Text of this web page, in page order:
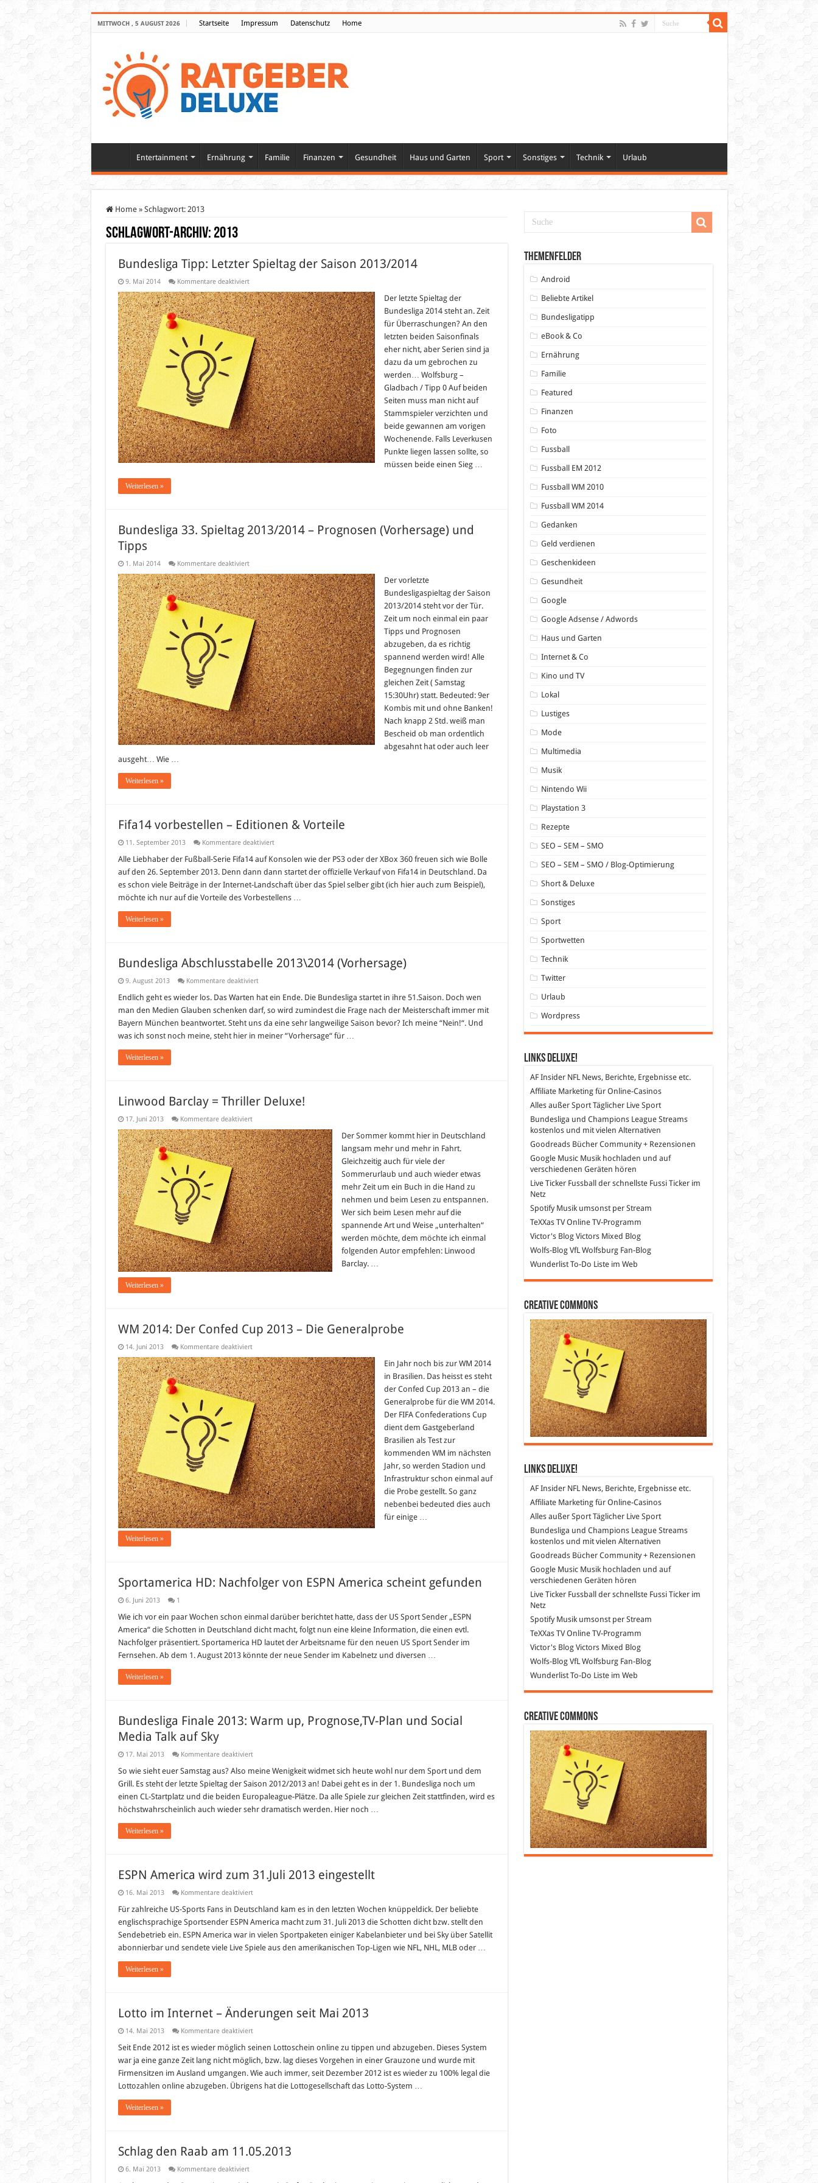
MITTWOCH , 5 AUGUST 2026 Startseite Impressum Datenschutz Home
Entertainment Ernährung Familie Finanzen Gesundheit Haus und Garten Sport Sonstiges Technik Urlaub
Home » Schlagwort: 2013
Schlagwort-Archiv: 2013
Bundesliga Tipp: Letzter Spieltag der Saison 2013/2014
9. Mai 2014 Kommentare deaktiviertfür
Tipp:
Letzter
Spieltag
der
Saison
2013/2014
Der letzte Spieltag der
Bundesliga 2014 steht an. Zeit
für Überraschungen? An den
letzten beiden Saisonfinals
eher nicht, aber Serien sind ja
dazu da um gebrochen zu
werden… Wolfsburg –
Gladbach / Tipp 0 Auf beiden
Seiten muss man nicht auf
Stammspieler verzichten und
beide gewannen am vorigen
Wochenende. Falls Leverkusen
Punkte liegen lassen sollte, so
müssen beide einen Sieg …
Weiterlesen »
Bundesliga 33. Spieltag 2013/2014 – Prognosen (Vorhersage) und
Tipps
1. Mai 2014 Kommentare deaktiviertfür
33.
Spieltag
2013/2014
–
Prognosen
(Vorhersage)
und
Tipps
Der vorletzte
Bundesligaspieltag der Saison
2013/2014 steht vor der Tür.
Zeit um noch einmal ein paar
Tipps und Prognosen
abzugeben, da es richtig
spannend werden wird! Alle
Begegnungen finden zur
gleichen Zeit ( Samstag
15:30Uhr) statt. Bedeuted: 9er
Kombis mit und ohne Banken!
Nach knapp 2 Std. weiß man
Bescheid ob man ordentlich
abgesahnt hat oder auch leer
ausgeht… Wie …
Weiterlesen »
Fifa14 vorbestellen – Editionen & Vorteile
11. September 2013 Kommentare deaktiviertfür
vorbestellen
Editionen
&
Vorteile
Alle Liebhaber der Fußball-Serie Fifa14 auf Konsolen wie der PS3 oder der XBox 360 freuen sich wie Bolle
auf den 26. September 2013. Denn dann dann startet der offizielle Verkauf von Fifa14 in Deutschland. Da
es schon viele Beiträge in der Internet-Landschaft über das Spiel selber gibt (ich hier auch zum Beispiel),
möchte ich nur auf die Vorteile des Vorbestellens …
Weiterlesen »
Bundesliga Abschlusstabelle 2013\2014 (Vorhersage)
9. August 2013 Kommentare deaktiviertfür
Abschlusstabelle
(Vorhersage)
Endlich geht es wieder los. Das Warten hat ein Ende. Die Bundesliga startet in ihre 51.Saison. Doch wen
man den Medien Glauben schenken darf, so wird zumindest die Frage nach der Meisterschaft immer mit
Bayern München beantwortet. Steht uns da eine sehr langweilige Saison bevor? Ich meine “Nein!“. Und
was ich sonst noch meine, steht hier in meiner “Vorhersage“ für …
Weiterlesen »
Linwood Barclay = Thriller Deluxe!
17. Juni 2013 Kommentare deaktiviertfür
Barclay
=
Thriller
Deluxe!
Der Sommer kommt hier in Deutschland
langsam mehr und mehr in Fahrt.
Gleichzeitig auch für viele der
Sommerurlaub und auch wieder etwas
mehr Zeit um ein Buch in die Hand zu
nehmen und beim Lesen zu entspannen.
Wer sich beim Lesen mehr auf die
spannende Art und Weise „unterhalten“
werden möchte, dem möchte ich einmal
folgenden Autor empfehlen: Linwood
Barclay. …
Weiterlesen »
WM 2014: Der Confed Cup 2013 – Die Generalprobe
14. Juni 2013 Kommentare deaktiviertfür
2014:
Der
Confed
Cup
2013
–
Die
Generalprobe
Ein Jahr noch bis zur WM 2014
in Brasilien. Das heisst es steht
der Confed Cup 2013 an – die
Generalprobe für die WM 2014.
Der FIFA Confederations Cup
dient dem Gastgeberland
Brasilien als Test zur
kommenden WM im nächsten
Jahr, so werden Stadion und
Infrastruktur schon einmal auf
die Probe gestellt. So ganz
nebenbei bedeuted dies auch
für einige …
Weiterlesen »
Sportamerica HD: Nachfolger von ESPN America scheint gefunden
6. Juni 2013 1
Wie ich vor ein paar Wochen schon einmal darüber berichtet hatte, dass der US Sport Sender „ESPN
America“ die Schotten in Deutschland dicht macht, folgt nun eine kleine Information, die einen evtl.
Nachfolger präsentiert. Sportamerica HD lautet der Arbeitsname für den neuen US Sport Sender im
Fernsehen. Ab dem 1. August 2013 könnte der neue Sender im Kabelnetz und diversen …
Weiterlesen »
Bundesliga Finale 2013: Warm up, Prognose,TV-Plan und Social
Media Talk auf Sky
17. Mai 2013 Kommentare deaktiviertfür
Finale
Warm
up,
Prognose,TV-
Plan
So wie sieht euer Samstag aus? Also meine Wenigkeit widmet sich heute wohl nur dem Sport und dem
Grill. Es steht der letzte Spieltag der Saison 2012/2013 an! Dabei geht es in der 1. Bundesliga noch um
einen CL-Startplatz und die beiden Europaleague-Plätze. Da alle Spiele zur gleichen Zeit stattfinden, wird es
höchstwahrscheinlich auch wieder sehr dramatisch werden. Hier noch …
Weiterlesen »
ESPN America wird zum 31.Juli 2013 eingestellt
16. Mai 2013 Kommentare deaktiviertfür
America
zum
31.Juli
2013
eingestellt
Für zahlreiche US-Sports Fans in Deutschland kam es in den letzten Wochen knüppeldick. Der beliebte
englischsprachige Sportsender ESPN America macht zum 31. Juli 2013 die Schotten dicht bzw. stellt den
Sendebetrieb ein. ESPN America war in vielen Sportpaketen einiger Kabelanbieter und bei Sky über Satellit
abonnierbar und sendete viele Live Spiele aus den amerikanischen Top-Ligen wie NFL, NHL, MLB oder …
Weiterlesen »
Lotto im Internet – Änderungen seit Mai 2013
14. Mai 2013 Kommentare deaktiviertfür
im
–
Änderungen
seit
Mai
Seit Ende 2012 ist es wieder möglich seinen Lottoschein online zu tippen und abzugeben. Dieses System
war ja eine ganze Zeit lang nicht möglich, bzw. lag dieses Vorgehen in einer Grauzone und wurde mit
Firmensitzen im Ausland umgangen. Wie auch immer, seit Dezember 2012 ist es wieder zu 100% legal die
Lottozahlen online abzugeben. Übrigens hat die Lottogesellschaft das Lotto-System …
Weiterlesen »
Schlag den Raab am 11.05.2013
6. Mai 2013 Kommentare deaktiviertfür
Themenfelder
Android
Beliebte Artikel
Bundesligatipp
eBook & Co
Ernährung
Familie
Featured
Finanzen
Foto
Fussball
Fussball EM 2012
Fussball WM 2010
Fussball WM 2014
Gedanken
Geld verdienen
Geschenkideen
Gesundheit
Google
Google Adsense / Adwords
Haus und Garten
Internet & Co
Kino und TV
Lokal
Lustiges
Mode
Multimedia
Musik
Nintendo Wii
Playstation 3
Rezepte
SEO – SEM – SMO
SEO – SEM – SMO / Blog-Optimierung
Short & Deluxe
Sonstiges
Sport
Sportwetten
Technik
Twitter
Urlaub
Wordpress
Links DeLuXe!
AF InsiderNFL News, Berichte, Ergebnisse etc.
Affiliate Marketingfür Online-Casinos
Alles außer SportTäglicher Live Sport
Bundesliga und Champions League Streams
kostenlos und mit vielen Alternativen
GoodreadsBücher Community + Rezensionen
Google MusicMusik hochladen und auf
verschiedenen Geräten hören
Live Ticker Fussball
der schnellste Fussi Ticker im
Netz
SpotifyMusik umsonst per Stream
TeXXas TVOnline TV-Programm
Victor's BlogVictors Mixed Blog
Wolfs-BlogVfL Wolfsburg Fan-Blog
WunderlistTo-Do Liste im Web
Creative Commons
Links DeLuXe!
AF InsiderNFL News, Berichte, Ergebnisse etc.
Affiliate Marketingfür Online-Casinos
Alles außer SportTäglicher Live Sport
Bundesliga und Champions League Streams
kostenlos und mit vielen Alternativen
GoodreadsBücher Community + Rezensionen
Google MusicMusik hochladen und auf
verschiedenen Geräten hören
Live Ticker Fussball
der schnellste Fussi Ticker im
Netz
SpotifyMusik umsonst per Stream
TeXXas TVOnline TV-Programm
Victor's BlogVictors Mixed Blog
Wolfs-BlogVfL Wolfsburg Fan-Blog
WunderlistTo-Do Liste im Web
Creative Commons